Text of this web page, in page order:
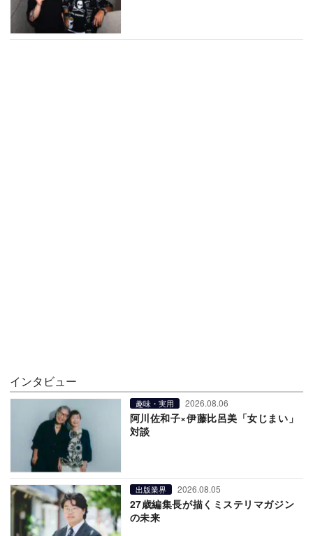
インタビュー
趣味・実用 2026.08.06
阿川佐和子×伊藤比呂美「女じまい」
対談
出版業界 2026.08.05
27歳編集長が描くミステリマガジン
の未来